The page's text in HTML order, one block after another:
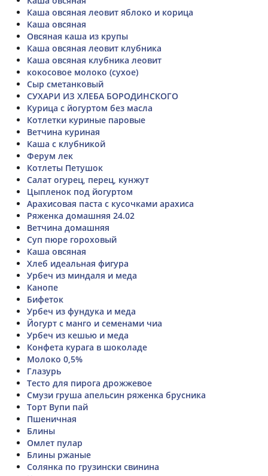
Каша овсяная леовит яблоко и корица
Каша овсяная
Овсяная каша из крупы
Каша овсяная леовит клубника
Каша овсяная клубника леовит
кокосовое молоко (сухое)
Сыр сметанковый
СУХАРИ ИЗ ХЛЕБА БОРОДИНСКОГО
Курица с йогуртом без масла
Котлетки куриные паровые
Ветчина куриная
Каша с клубникой
Ферум лек
Котлеты Петушок
Салат огурец, перец, кунжут
Цыпленок под йогуртом
Арахисовая паста с кусочками арахиса
Ряженка домашняя 24.02
Ветчина домашняя
Суп пюре гороховый
Каша овсяная
Хлеб идеальная фигура
Урбеч из миндаля и меда
Канопе
Бифеток
Урбеч из фундука и меда
Йогурт с манго и семенами чиа
Урбеч из кешью и меда
Конфета курага в шоколаде
Молоко 0,5%
Глазурь
Тесто для пирога дрожжевое
Смузи груша апельсин ряженка брусника
Торт Вупи пай
Пшеничная
Блины
Омлет пулар
Блины ржаные
Солянка по грузински свинина